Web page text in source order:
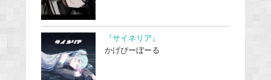
『サイネリア』
かげぴーぼーる